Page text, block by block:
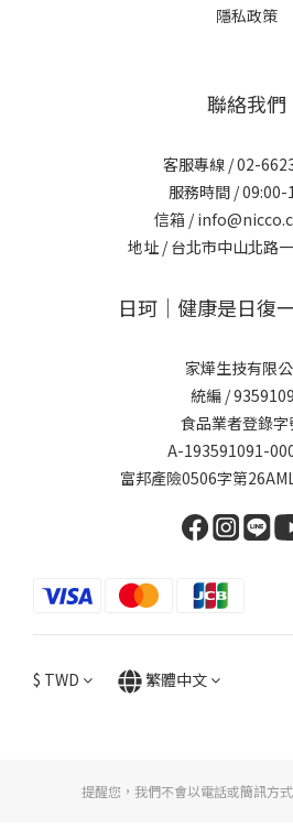
隱私政策
聯絡我們
客服專線 /02-
服務時間 / 09:00-
信箱 /
地址 /台北市中山北路
日珂｜健康是日復
家燁生技有限
統編 /
食品業者登錄字
A-193591091-
富邦產險0506字第
$ TWD 繁體中文
提醒您，我們不會以電話或簡訊方